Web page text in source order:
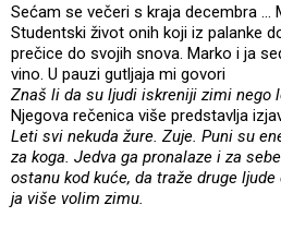
Sećam se večeri s kraja decembra ...
Studentski život onih koji iz palanke
prečice do svojih snova. Marko i ja
vino. U pauzi gutljaja mi govori
Znaš li da su ljudi iskreniji zimi nego
Njegova rečenica više predstavlja
Leti svi nekuda žure. Zuje. Puni su
za koga. Jedva ga pronalaze i za
ostanu kod kuće, da traže druge
ja više volim zimu.